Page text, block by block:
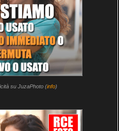
su JuzaPhoto (info)